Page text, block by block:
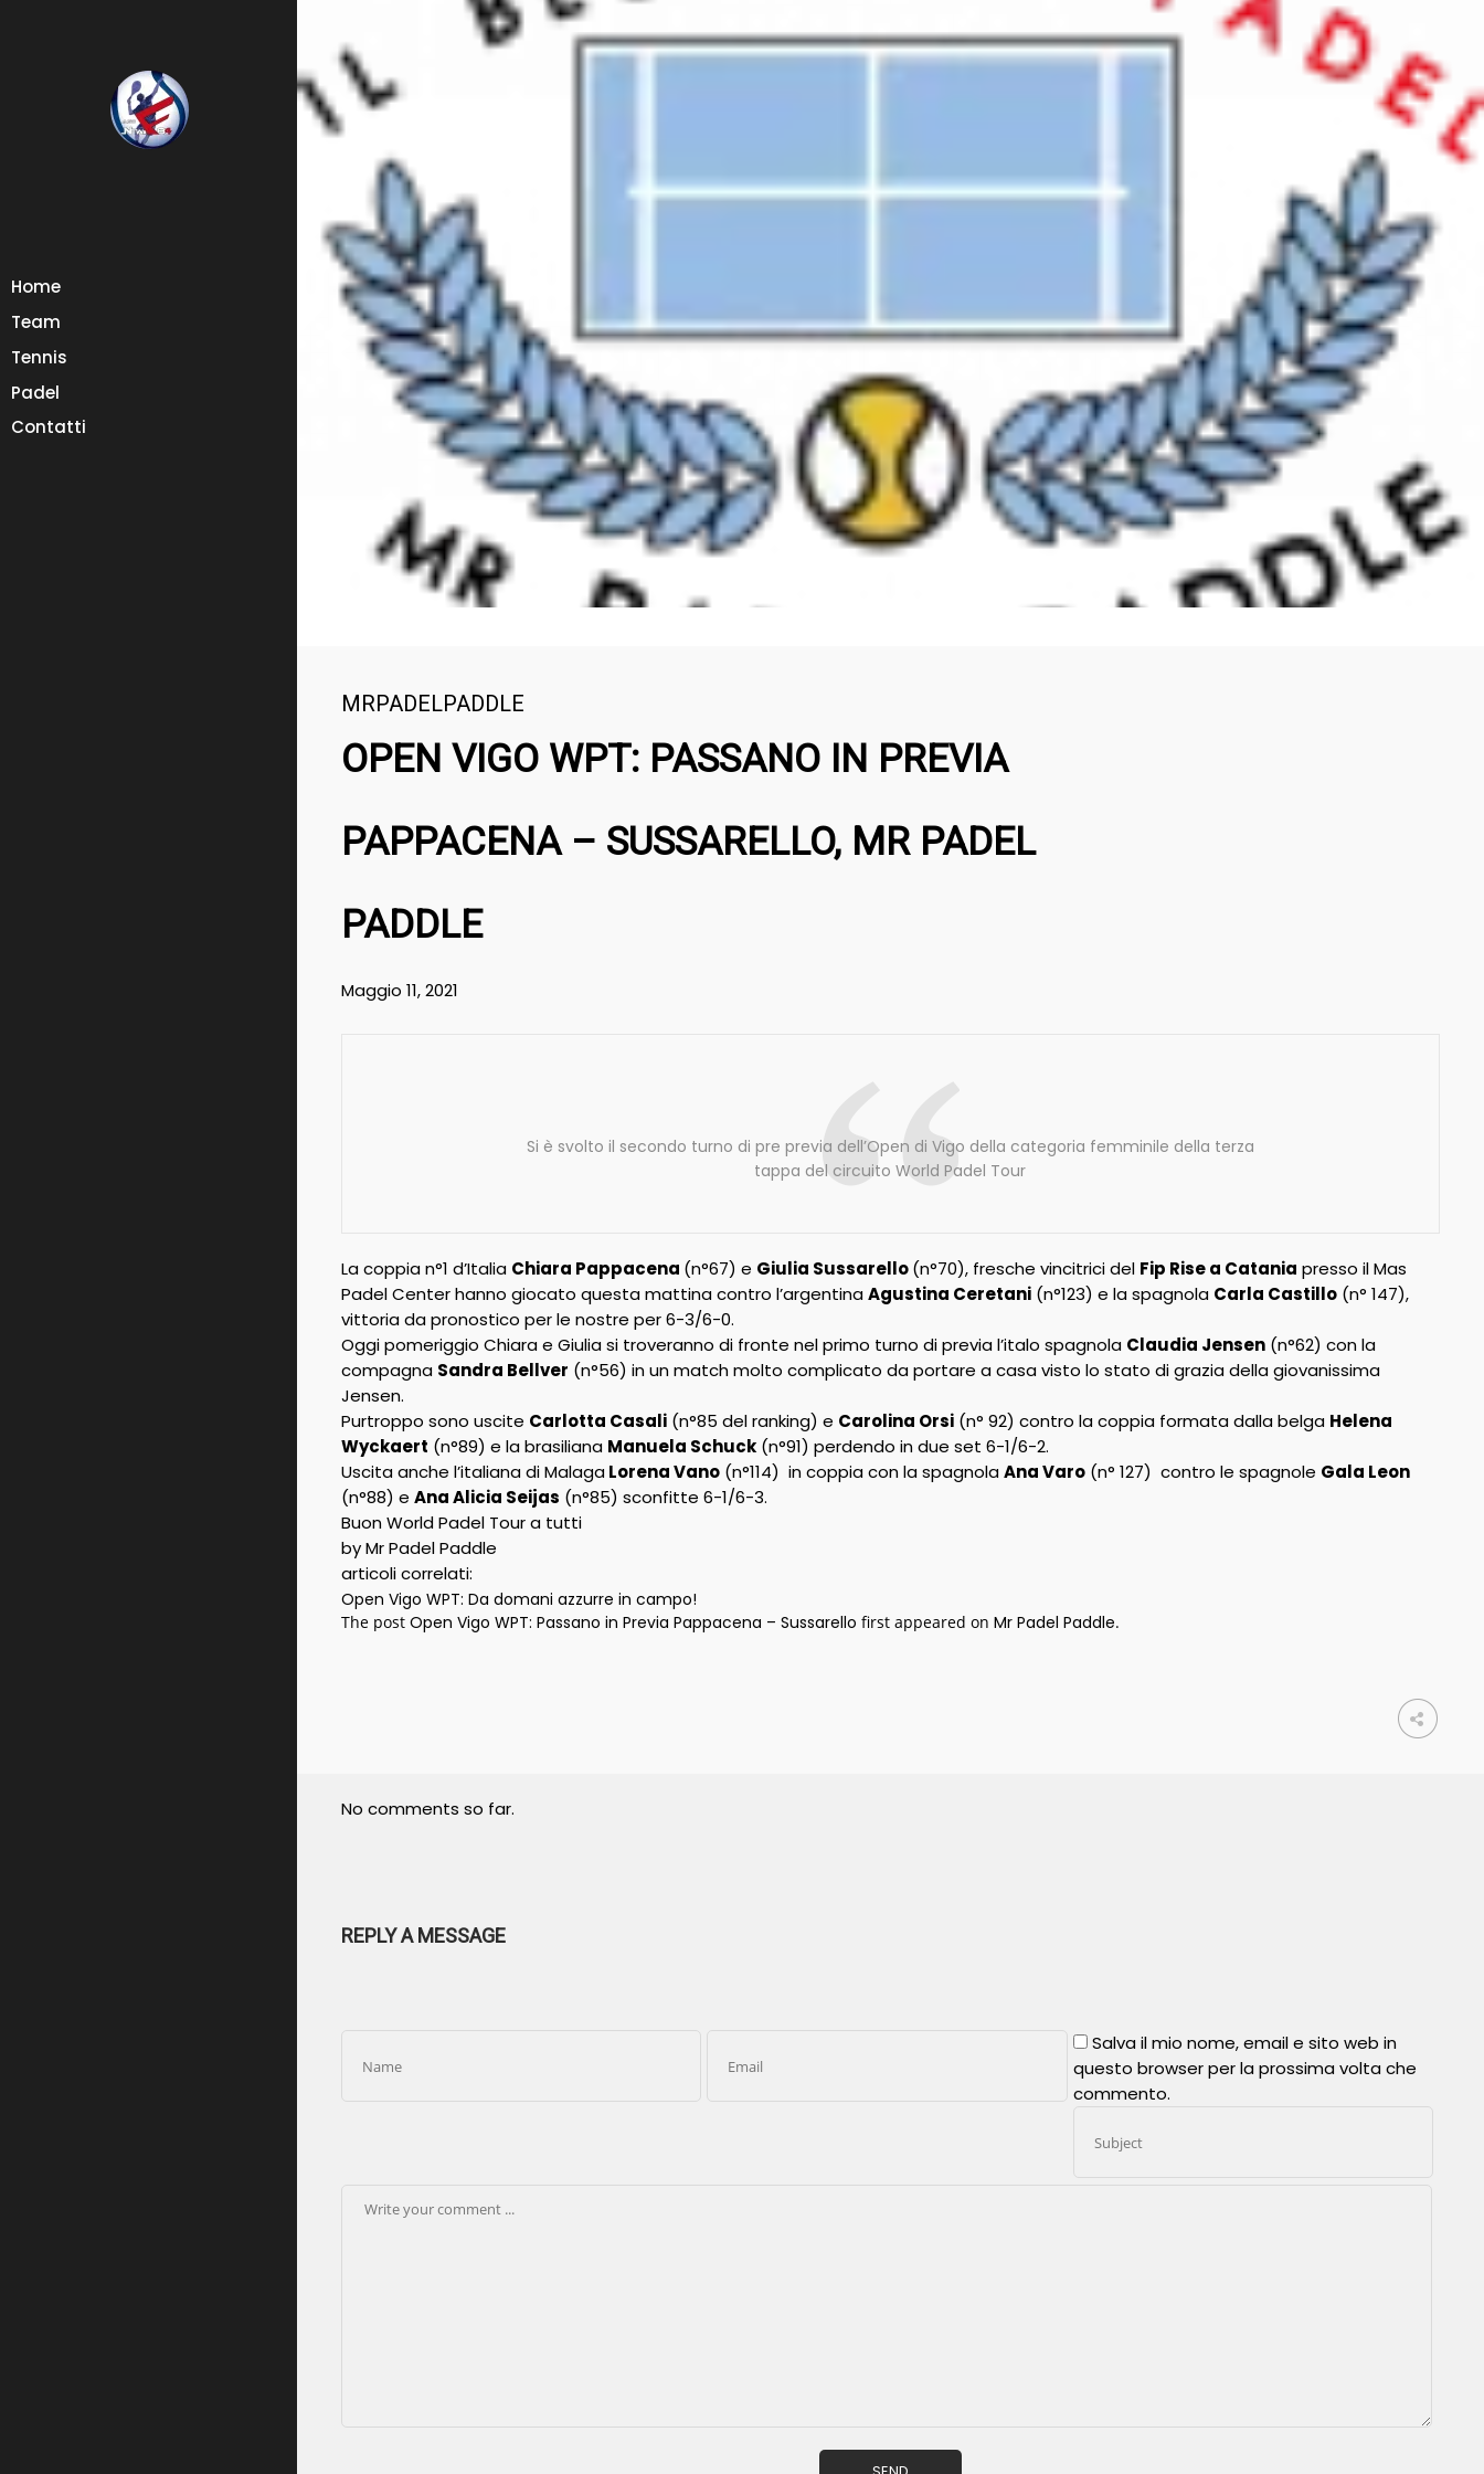
Home
Team
Tennis
Padel
Contatti
MRPADELPADDLE
OPEN VIGO WPT: PASSANO IN PREVIA
PAPPACENA – SUSSARELLO, MR PADEL
PADDLE
Maggio 11, 2021
Si è svolto il secondo turno di pre previa dell’Open di Vigo della categoria femminile della terza
tappa del circuito World Padel Tour
La coppia n°1 d’Italia Chiara Pappacena (n°67) e Giulia Sussarello(n°70), fresche vincitrici del Fip Rise a Catania presso il Mas
Padel Center hanno giocato questa mattina contro l’argentinaAgustina Ceretani(n°123) e la spagnola Carla Castillo(n° 147),
vittoria da pronostico per le nostre per 6-3/6-0.
Oggi pomeriggio Chiara e Giulia si troveranno di fronte nel primo turno di previa l’italo spagnola Claudia Jensen(n°62) con la
compagna Sandra Bellver (n°56) in un match molto complicato da portare a casa visto lo stato di grazia della giovanissima
Jensen.
Purtroppo sono uscite Carlotta Casali(n°85 del ranking) e Carolina Orsi(n° 92) contro la coppia formata dalla belga Helena
Wyckaert (n°89) e la brasiliana Manuela Schuck(n°91) perdendo in due set 6-1/6-2.
Uscita anche l’italiana di MalagaLorena Vano(n°114) in coppia con la spagnolaAna Varo(n° 127) contro le spagnole Gala Leon
(n°88) e Ana Alicia Seijas (n°85) sconfitte 6-1/6-3.
Buon World Padel Tour a tutti
by Mr Padel Paddle
articoli correlati:
Open Vigo WPT: Da domani azzurre in campo!
The post Open Vigo WPT: Passano in Previa Pappacena – Sussarello first appeared on Mr Padel Paddle.
No comments so far.
REPLY A MESSAGE
Salva il mio nome, email e sito web in
questo browser per la prossima volta che
commento.